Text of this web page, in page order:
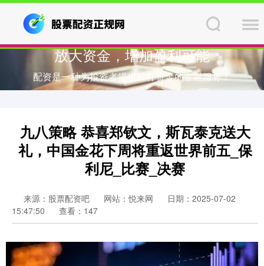
放大资金，增加盈利可能
配资是一种为投资者提供杠杆资金的金融服务！
九八策略 恭喜郑钦文，斯瓦泰克送大
礼，中国金花下周将重返世界前五_保
利尼_比赛_决赛
来源：股票配资吧 网站：悦来网
日期：2025-07-02
15:47:50
查看：147